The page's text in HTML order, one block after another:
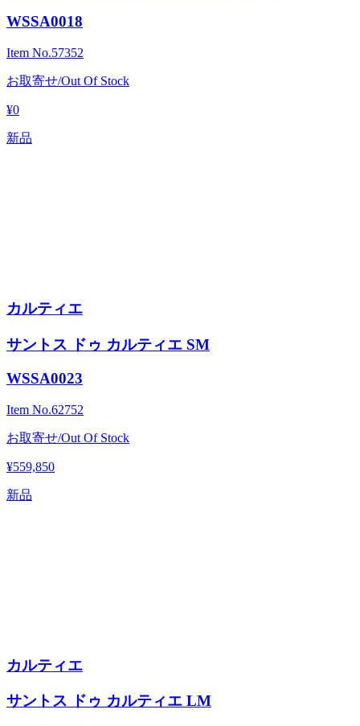
WSSA0018
Item No.57352
お取寄せ/Out Of Stock
¥0
新品
カルティエ
サントス ドゥ カルティエ SM
WSSA0023
Item No.62752
お取寄せ/Out Of Stock
¥559,850
新品
カルティエ
サントス ドゥ カルティエ LM